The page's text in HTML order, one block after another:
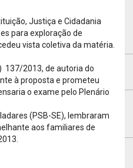
Justiça e Cidadania
para exploração de
vista coletiva da matéria.
137/2013, de autoria do
à proposta e prometeu
o exame pelo Plenário
(PSB-SE), lembraram
aos familiares de